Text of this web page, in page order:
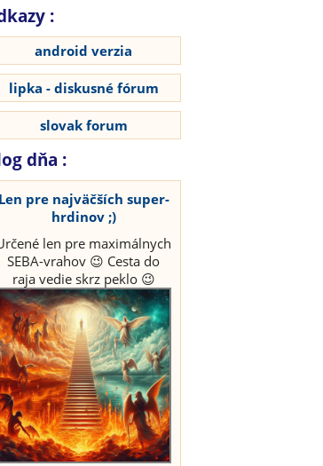
:
android verzia
lipka - diskusné fórum
slovak forum
dňa :
Len pre najväčších super-
hrdinov ;)
len pre maximálnych
SEBA-vrahov 😉 Cesta do
raja vedie skrz peklo 😉